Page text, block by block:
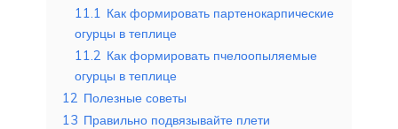
11.1 Как формировать партенокарпические
огурцы в теплице
11.2 Как формировать пчелоопыляемые
огурцы в теплице
12 Полезные советы
13 Правильно подвязывайте плети